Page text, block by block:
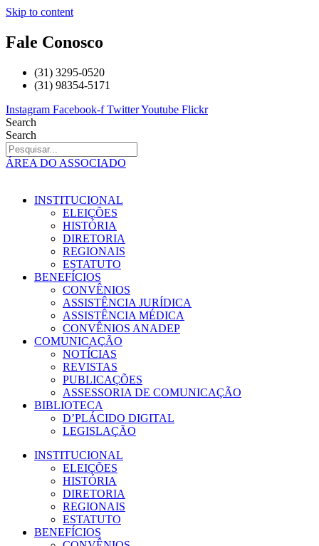
Skip to content
Fale Conosco
(31) 3295-0520
(31) 98354-5171
Instagram Facebook-f TwitterYoutube Flickr
Search
Search
ÁREA DO ASSOCIADO
INSTITUCIONAL
ELEIÇÕES
HISTÓRIA
DIRETORIA
REGIONAIS
ESTATUTO
BENEFÍCIOS
CONVÊNIOS
ASSISTÊNCIA JURÍDICA
ASSISTÊNCIA MÉDICA
CONVÊNIOS ANADEP
COMUNICAÇÃO
NOTÍCIAS
REVISTAS
PUBLICAÇÕES
ASSESSORIA DE COMUNICAÇÃO
BIBLIOTECA
D’PLÁCIDO DIGITAL
LEGISLAÇÃO
INSTITUCIONAL
ELEIÇÕES
HISTÓRIA
DIRETORIA
REGIONAIS
ESTATUTO
BENEFÍCIOS